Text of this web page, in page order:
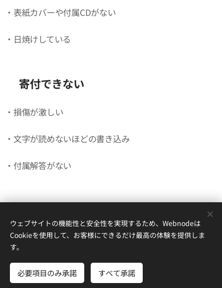
・表紙カバーや付属CDがない
・日焼けしている
❌️寄付できない
・損傷が激しい
・文字が読めないほどの書き込み
・付属解答がない
茨城県水戸市八幡町１６−１
Powered by Webnode
無料でホームページを作成しよう！
ウェブサイトの機能性と安全性を実現するため、Webnodeは
Cookieを使用して、お客様にできるだけ最高の体験を提供しま
す。
必要項目のみ承諾 すべて承諾